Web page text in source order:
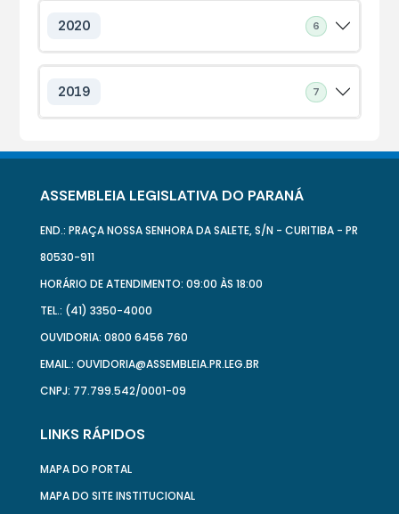
2020 6
2019 7
ASSEMBLEIA LEGISLATIVA DO PARANÁ
END.: PRAÇA NOSSA SENHORA DA SALETE, S/N - CURITIBA - PR
80530-911
HORÁRIO DE ATENDIMENTO: 09:00 ÀS 18:00
TEL.: (41) 3350-4000
OUVIDORIA: 0800 6456 760
EMAIL.: OUVIDORIA@ASSEMBLEIA.PR.LEG.BR
CNPJ: 77.799.542/0001-09
LINKS RÁPIDOS
MAPA DO PORTAL
MAPA DO SITE INSTITUCIONAL